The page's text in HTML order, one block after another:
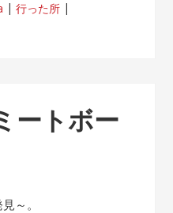
行った所
ートボー
～。